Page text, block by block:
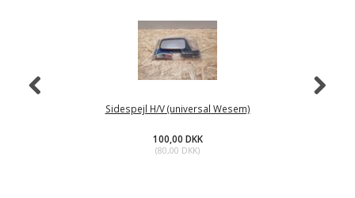
Sidespejl H/V (universal Wesem)
100,00 DKK
(80,00 DKK)